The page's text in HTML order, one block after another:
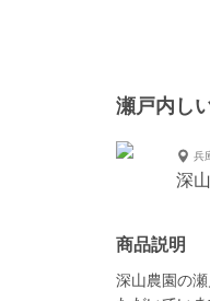
瀬戸内し
兵
深
商品説明
深山農園の